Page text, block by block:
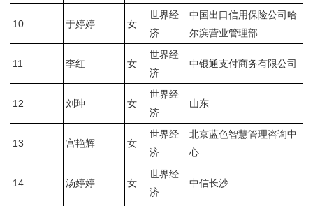
10 于婷婷 女
世界经
济
中国出口信用保险公司哈
尔滨营业管理部
11 李红 女
世界经
济
中银通支付商务有限公司
12 刘珅 女
世界经
济
山东
13 宫艳辉 女
世界经
济
北京蓝色智慧管理咨询中
心
14 汤婷婷 女
世界经
济
中信长沙